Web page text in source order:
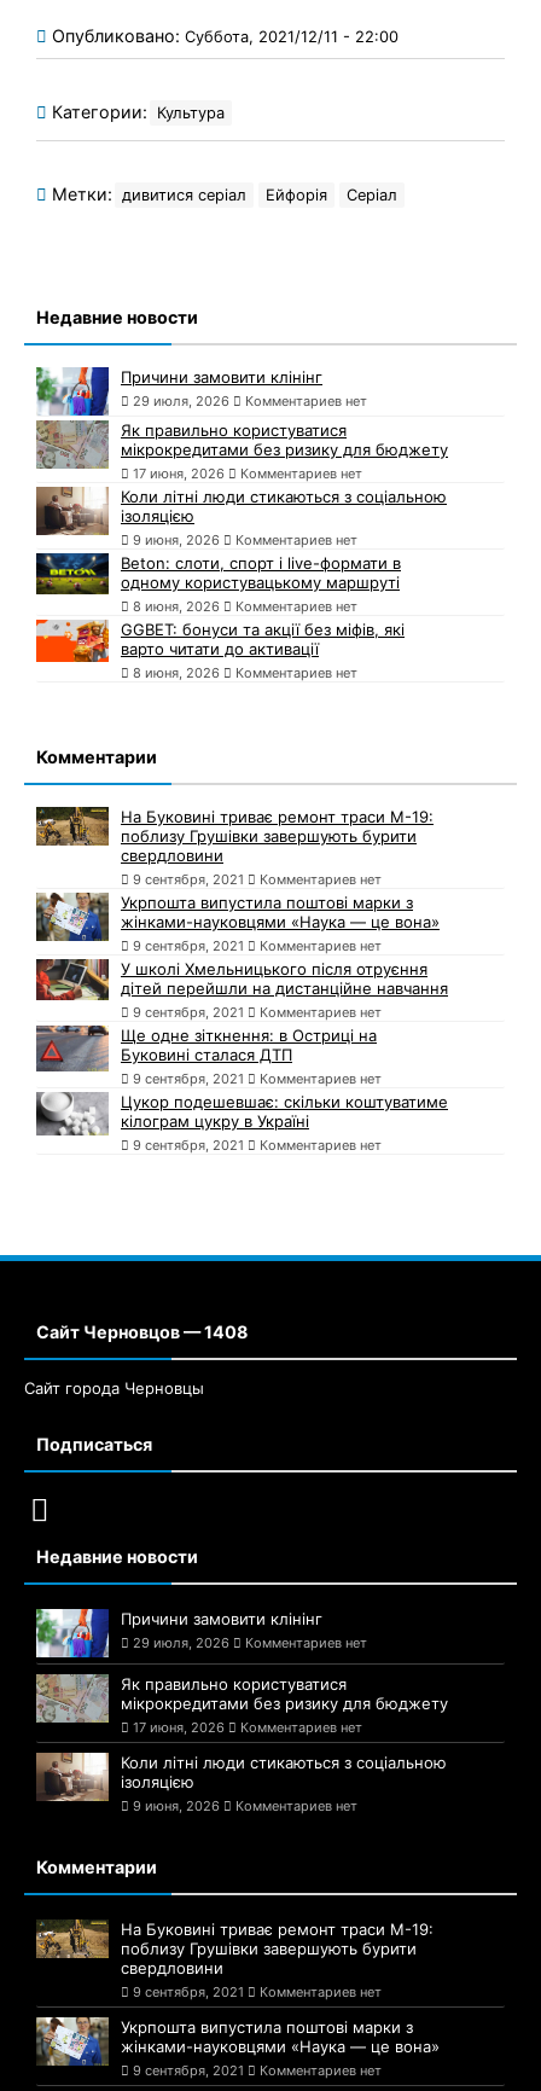
Опубликовано: Суббота, 2021/12/11 - 22:00
Категории: Культура
Метки: дивитися серіал Ейфорія Серіал
Недавние новости
Причини замовити клінінг
29 июля, 2026 Комментариев нет
Як правильно користуватися
мікрокредитами без ризику для бюджету
17 июня, 2026 Комментариев нет
Коли літні люди стикаються з соціальною
ізоляцією
9 июня, 2026 Комментариев нет
Beton: слоти, спорт і live-формати в
одному користувацькому маршруті
8 июня, 2026 Комментариев нет
GGBET: бонуси та акції без міфів, які
варто читати до активації
8 июня, 2026 Комментариев нет
Комментарии
На Буковині триває ремонт траси М-19:
поблизу Грушівки завершують бурити
свердловини
9 сентября, 2021 Комментариев нет
Укрпошта випустила поштові марки з
жінками-науковцями «Наука — це вона»
9 сентября, 2021 Комментариев нет
У школі Хмельницького після отруєння
дітей перейшли на дистанційне навчання
9 сентября, 2021 Комментариев нет
Ще одне зіткнення: в Остриці на
Буковині сталася ДТП
9 сентября, 2021 Комментариев нет
Цукор подешевшає: скільки коштуватиме
кілограм цукру в Україні
9 сентября, 2021 Комментариев нет
Сайт Черновцов — 1408
Сайт города Черновцы
Подписаться
Недавние новости
Причини замовити клінінг
29 июля, 2026 Комментариев нет
Як правильно користуватися
мікрокредитами без ризику для бюджету
17 июня, 2026 Комментариев нет
Коли літні люди стикаються з соціальною
ізоляцією
9 июня, 2026 Комментариев нет
Комментарии
На Буковині триває ремонт траси М-19:
поблизу Грушівки завершують бурити
свердловини
9 сентября, 2021 Комментариев нет
Укрпошта випустила поштові марки з
жінками-науковцями «Наука — це вона»
9 сентября, 2021 Комментариев нет